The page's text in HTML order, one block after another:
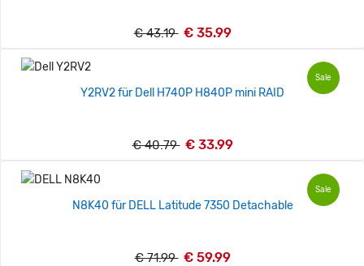
€ 43.19 € 35.99
Sale
Y2RV2 für Dell H740P H840P mini RAID
€ 40.79 € 33.99
Sale
N8K40 für DELL Latitude 7350 Detachable
€ 71.99 € 59.99